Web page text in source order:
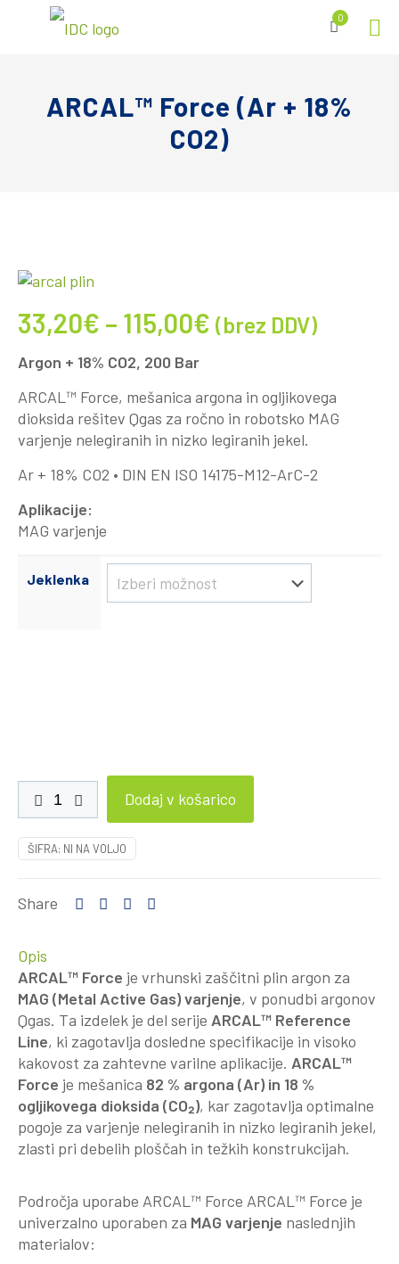
0
ARCAL™ Force (Ar + 18%
CO2)
33,20€ – 115,00€ (brez DDV)
Argon + 18% CO2, 200 Bar
ARCAL™ Force, mešanica argona in ogljikovega
dioksida rešitev Qgas za ročno in robotsko MAG
varjenje nelegiranih in nizko legiranih jekel.
Ar + 18% CO2 • DIN EN ISO 14175-M12-ArC-2
Aplikacije:
MAG varjenje
Jeklenka
Force
+
CO2)
Dodaj v košarico
ŠIFRA: NI NA VOLJO
Share
Opis
ARCAL™ Force je vrhunski zaščitni plin argon za
MAG (Metal Active Gas) varjenje, v ponudbi argonov
Qgas. Ta izdelek je del serije ARCAL™ Reference
Line, ki zagotavlja dosledne specifikacije in visoko
kakovost za zahtevne varilne aplikacije. ARCAL™
Force je mešanica 82 % argona (Ar) in 18 %
ogljikovega dioksida (CO₂), kar zagotavlja optimalne
pogoje za varjenje nelegiranih in nizko legiranih jekel,
zlasti pri debelih ploščah in težkih konstrukcijah.
Področja uporabe ARCAL™ Force ARCAL™ Force je
univerzalno uporaben za MAG varjenje naslednjih
materialov: